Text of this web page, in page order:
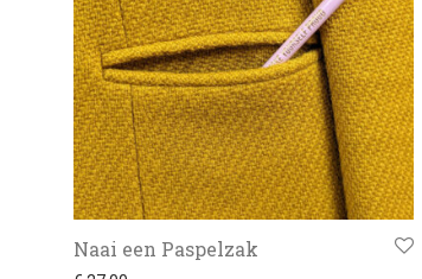
Naai een Paspelzak